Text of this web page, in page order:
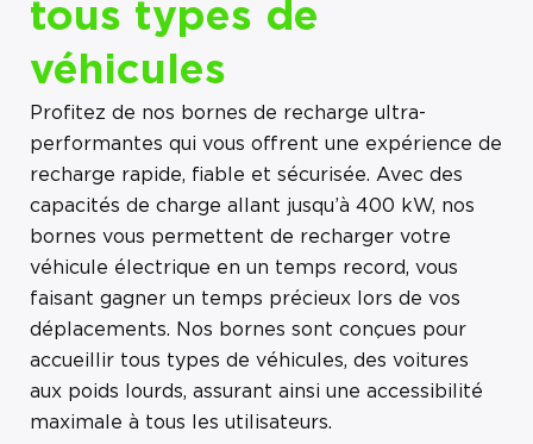
tous types de
véhicules
Profitez de nos bornes de recharge ultra-
performantes qui vous offrent une expérience de
recharge rapide, fiable et sécurisée. Avec des
capacités de charge allant jusqu’à 400 kW, nos
bornes vous permettent de recharger votre
véhicule électrique en un temps record, vous
faisant gagner un temps précieux lors de vos
déplacements. Nos bornes sont conçues pour
accueillir tous types de véhicules, des voitures
aux poids lourds, assurant ainsi une accessibilité
maximale à tous les utilisateurs.